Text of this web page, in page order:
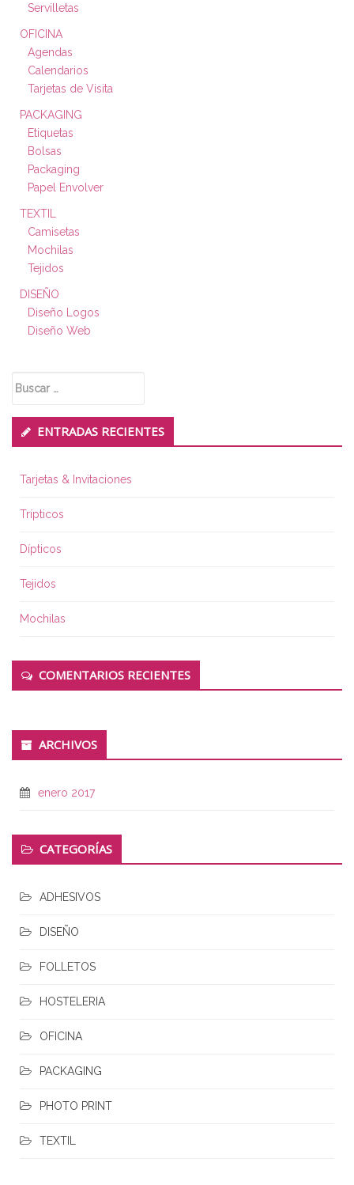
Servilletas
OFICINA
Agendas
Calendarios
Tarjetas de Visita
PACKAGING
Etiquetas
Bolsas
Packaging
Papel Envolver
TEXTIL
Camisetas
Mochilas
Tejidos
DISEÑO
Diseño Logos
Diseño Web
ENTRADAS RECIENTES
Tarjetas & Invitaciones
Trípticos
Dípticos
Tejidos
Mochilas
COMENTARIOS RECIENTES
ARCHIVOS
enero 2017
CATEGORÍAS
ADHESIVOS
DISEÑO
FOLLETOS
HOSTELERIA
OFICINA
PACKAGING
PHOTO PRINT
TEXTIL